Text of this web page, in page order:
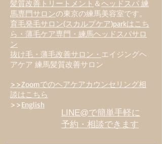
髪質改善トリートメント ＆ヘッドスパ 練
馬専門サロンの東京の練馬美容室です。
育毛発毛サロン(スカルプケア)parkはこち
ら・薄毛ケア専門・練馬ヘッドスパサロ
ン
抜け毛・薄毛改善サロン・ エイジングヘ
アケア 練馬髪質改善サロン
>>Zoomでのヘアケアカウンセリング相
談はこちら
>>English
LINE@で簡単手軽に
予約・相談できます